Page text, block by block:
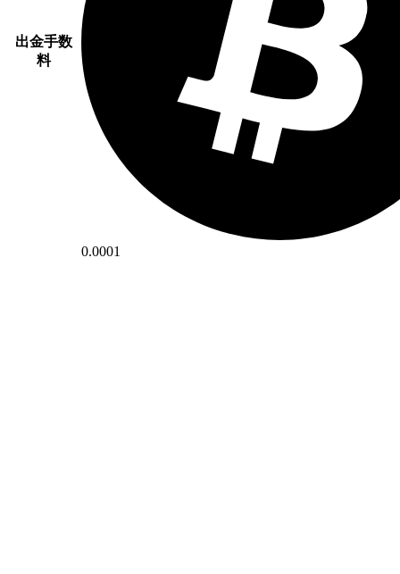
出金手数
料
0.0001